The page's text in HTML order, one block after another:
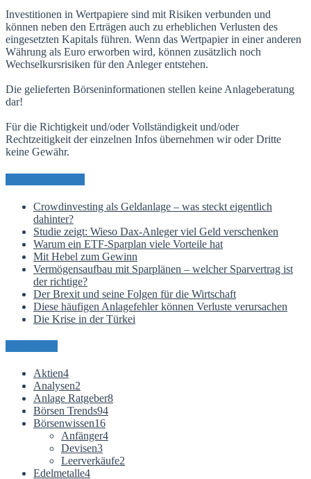
Investitionen in Wertpapiere sind mit Risiken verbunden und
können neben den Erträgen auch zu erheblichen Verlusten des
eingesetzten Kapitals führen. Wenn das Wertpapier in einer anderen
Währung als Euro erworben wird, können zusätzlich noch
Wechselkursrisiken für den Anleger entstehen.
Die gelieferten Börseninformationen stellen keine Anlageberatung
dar!
Für die Richtigkeit und/oder Vollständigkeit und/oder
Rechtzeitigkeit der einzelnen Infos übernehmen wir oder Dritte
keine Gewähr.
Crowdinvesting als Geldanlage – was steckt eigentlich
dahinter?
Studie zeigt: Wieso Dax-Anleger viel Geld verschenken
Warum ein ETF-Sparplan viele Vorteile hat
Mit Hebel zum Gewinn
Vermögensaufbau mit Sparplänen – welcher Sparvertrag ist
der richtige?
Der Brexit und seine Folgen für die Wirtschaft
Diese häufigen Anlagefehler können Verluste verursachen
Die Krise in der Türkei
Aktien4
Analysen2
Anlage Ratgeber8
Börsen Trends94
Börsenwissen16
Anfänger4
Devisen3
Leerverkäufe2
Edelmetalle4